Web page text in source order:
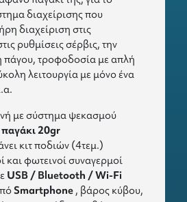
διαχείρισης που
διαχείριση στις
ρυθμίσεις σέρβις, την
τροφοδοσία με απλή
λειτουργία με μόνο ένα
με σύστημα ψεκασμού
20gr
κιτ ποδιών (4τεμ.)
και φωτεινοί συναγερμοί
USB / Bluetooth / Wi-Fi
Smartphone , βάρος κύβου,